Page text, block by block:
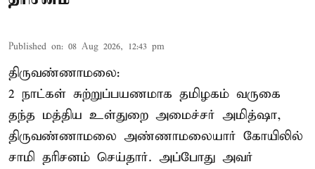
Published on: 08 Aug 2026, 12:43 pm
திருவண்ணாமலை:
2 நாட்கள் சுற்றுப்பயணமாக தமிழகம் வருகை
தந்த மத்திய உள்துறை அமைச்சர் அமித்ஷா,
திருவண்ணாமலை அண்ணாமலையார் கோயிலில்
சாமி தரிசனம் செய்தார். அப்போது அவர்